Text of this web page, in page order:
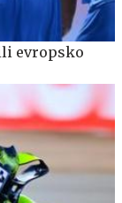
evropsko